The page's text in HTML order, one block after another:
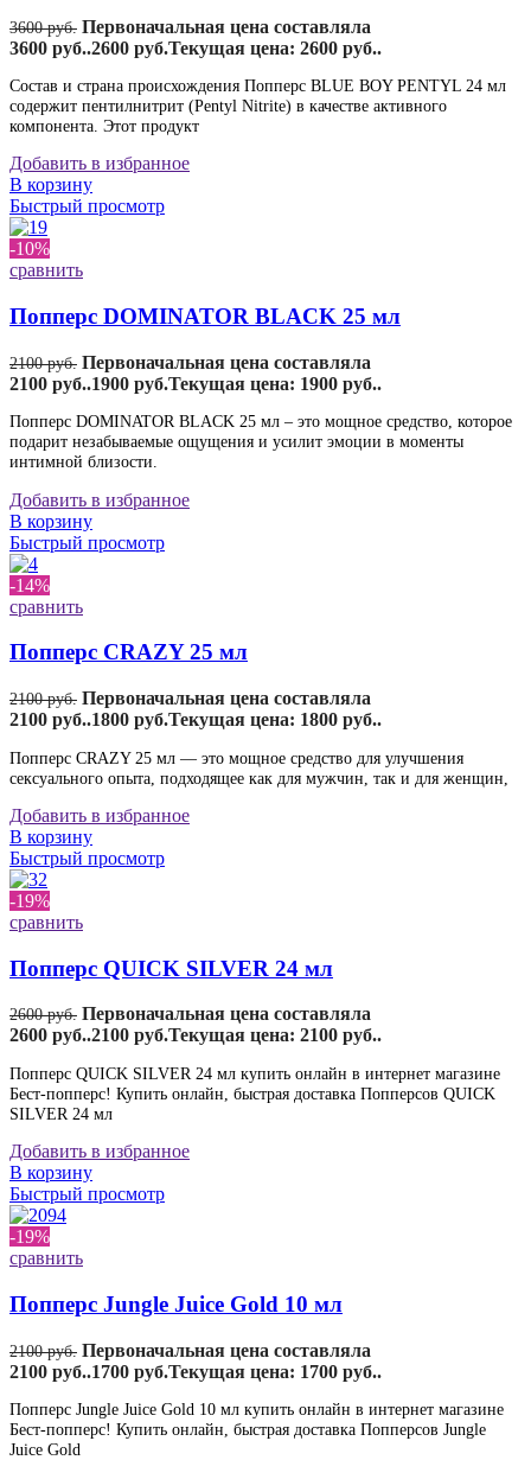
3600руб. Первоначальная цена составляла
3600 руб..2600 руб.Текущая цена: 2600 руб..
Состав и страна происхождения Попперс BLUE BOY PENTYL 24 мл
содержит пентилнитрит (Pentyl Nitrite) в качестве активного
компонента. Этот продукт
Добавить в избранное
В корзину
Быстрый просмотр
-10%
сравнить
Попперс DOMINATOR BLACK 25 мл
2100руб. Первоначальная цена составляла
2100 руб..1900 руб.Текущая цена: 1900 руб..
Попперс DOMINATOR BLACK 25 мл – это мощное средство, которое
подарит незабываемые ощущения и усилит эмоции в моменты
интимной близости.
Добавить в избранное
В корзину
Быстрый просмотр
-14%
сравнить
Попперс CRAZY 25 мл
2100руб. Первоначальная цена составляла
2100 руб..1800 руб.Текущая цена: 1800 руб..
Попперс CRAZY 25 мл — это мощное средство для улучшения
сексуального опыта, подходящее как для мужчин, так и для женщин,
Добавить в избранное
В корзину
Быстрый просмотр
-19%
сравнить
Попперс QUICK SILVER 24 мл
2600руб. Первоначальная цена составляла
2600 руб..2100 руб.Текущая цена: 2100 руб..
Попперс QUICK SILVER 24 мл купить онлайн в интернет магазине
Бест-попперс! Купить онлайн, быстрая доставка Попперсов QUICK
SILVER 24 мл
Добавить в избранное
В корзину
Быстрый просмотр
-19%
сравнить
Попперс Jungle Juice Gold 10 мл
2100руб. Первоначальная цена составляла
2100 руб..1700 руб.Текущая цена: 1700 руб..
Попперс Jungle Juice Gold 10 мл купить онлайн в интернет магазине
Бест-попперс! Купить онлайн, быстрая доставка Попперсов Jungle
Juice Gold